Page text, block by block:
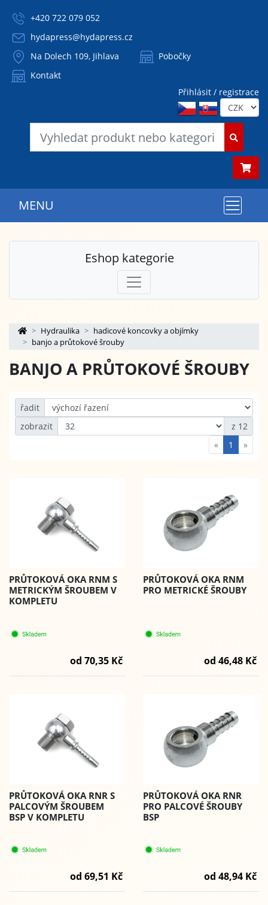
+420 722 079 052
hydapress@hydapress.cz
Na Dolech 109, Jihlava
Pobočky
Kontakt
Přihlásit / registrace
MENU
Eshop kategorie
Hydraulika
hadicové koncovky a objímky
banjo a průtokové šrouby
BANJO A PRŮTOKOVÉ ŠROUBY
řadit
zobrazit
z 12
«
1 »
PRŮTOKOVÁ OKA RNM S
METRICKÝM ŠROUBEM V
KOMPLETU
od 70,35 Kč
PRŮTOKOVÁ OKA RNM
PRO METRICKÉ ŠROUBY
od 46,48 Kč
PRŮTOKOVÁ OKA RNR S
PALCOVÝM ŠROUBEM
BSP V KOMPLETU
od 69,51 Kč
PRŮTOKOVÁ OKA RNR
PRO PALCOVÉ ŠROUBY
BSP
od 48,94 Kč